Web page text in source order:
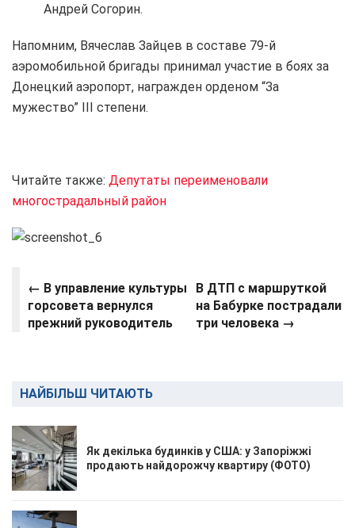
Андрей Согорин.
Напомним, Вячеслав Зайцев в составе 79-й
аэромобильной бригады принимал участие в боях за
Донецкий аэропорт, награжден орденом “За
мужество” III степени.
Читайте также: Депутаты переименовали
многострадальный район
← В управление культуры
горсовета вернулся
прежний руководитель
В ДТП с маршруткой
на Бабурке пострадали
три человека →
НАЙБІЛЬШ ЧИТАЮТЬ
Як декілька будинків у США: у Запоріжжі
продають найдорожчу квартиру (ФОТО)